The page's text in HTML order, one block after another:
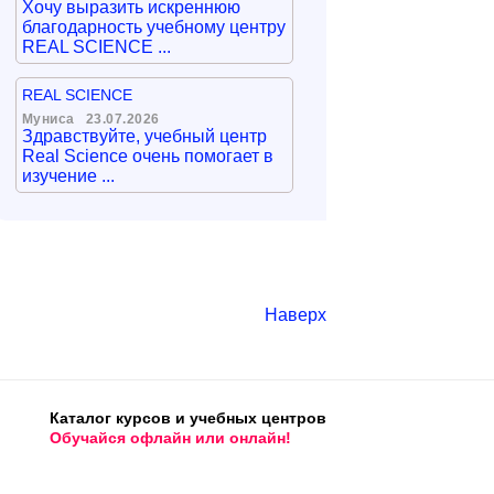
Хочу выразить искреннюю
благодарность учебному центру
REAL SCIENCE ...
REAL SCIENCE
Муниса 23.07.2026
Здравствуйте, учебный центр
Real Science очень помогает в
изучение ...
Наверх
Каталог курсов и учебных центров
Обучайся офлайн или онлайн!